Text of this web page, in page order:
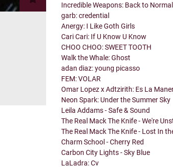
Incredible Weapons: Back to Normal
garb: credential
Anergy: I Like Goth Girls
Cari Cari: If U Know U Know
CHOO CHOO: SWEET TOOTH
Walk the Whale: Ghost
adan diaz: young picasso
FEM: VOLAR
Omar Lopez x Adtzirith: Es La
Neon Spark: Under the Summer Sky
Leila Addams - Safe & Sound
The Real Mack The Knife - We're
The Real Mack The Knife - Lost In
Charm School - Cherry Red
Carbon City Lights - Sky Blue
LaLadra: Cv